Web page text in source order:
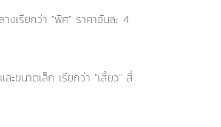
เรียกว่า "พิศ" ราคาอันละ 4
ขนาดเล็ก เรียกว่า "เสี้ยว" สี่